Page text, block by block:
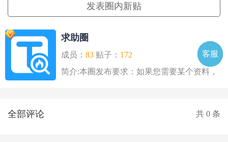
发表圈内新贴
求助圈
成员： 83 贴子： 172
简介:本圈发布要求：如果您需要某个资料，
全部评论 共 0 条
客服
QQ
电话
微信
微聊
TOP